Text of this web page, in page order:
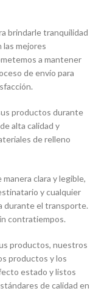
brindarle tranquilidad
mejores
a mantener
de envío para
productos durante
alta calidad y
de relleno
clara y legible,
y cualquier
durante el transporte.
contratiempos.
productos, nuestros
productos y los
estado y listos
de calidad en